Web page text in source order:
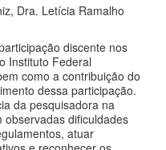
Dra. Letícia Ramalho
discente nos
Instituto Federal
como a contribuição do
dessa participação.
da pesquisadora na
dificuldades
atuar